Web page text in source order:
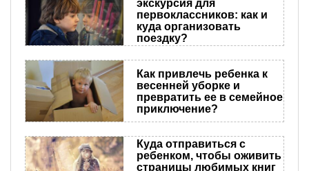
экскурсия для
первоклассников: как и
куда организовать
поездку?
Как привлечь ребенка к
весенней уборке и
превратить ее в семейное
приключение?
Куда отправиться с
ребенком, чтобы оживить
страницы любимых книг